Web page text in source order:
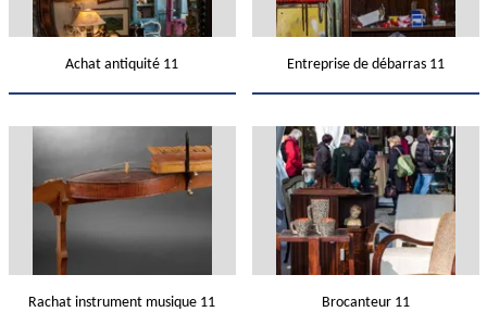
Achat antiquité 11 Entreprise de débarras 11
Rachat instrument musique 11 Brocanteur 11